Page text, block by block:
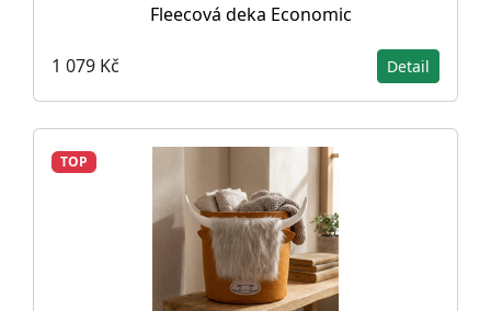
Fleecová deka Economic
1 079 Kč Detail
TOP